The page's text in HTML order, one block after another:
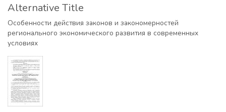
Alternative Title
Особенности действия законов и закономерностей
регионального экономического развития в современных
условиях